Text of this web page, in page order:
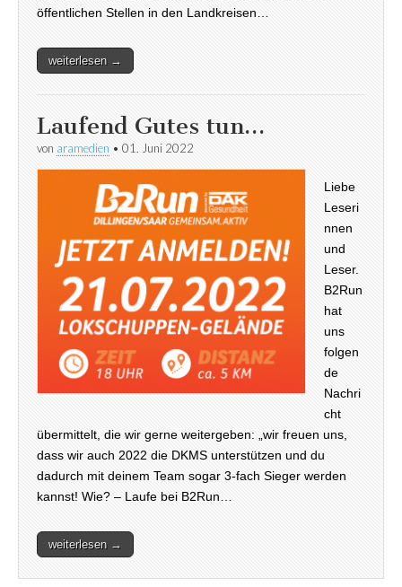
öffentlichen Stellen in den Landkreisen…
weiterlesen →
Laufend Gutes tun…
von aramedien • 01. Juni 2022
Liebe
Leseri
nnen
und
Leser.
B2Run
hat
uns
folgen
de
Nachri
cht
übermittelt, die wir gerne weitergeben: „wir freuen uns,
dass wir auch 2022 die DKMS unterstützen und du
dadurch mit deinem Team sogar 3-fach Sieger werden
kannst! Wie? – Laufe bei B2Run…
weiterlesen →